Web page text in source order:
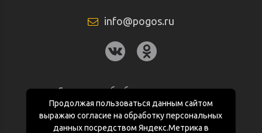
Продолжая пользоваться данным сайтом
выражаю согласие на обработку персональных
данных посредством Яндекс.Метрика в
info@pogos.ru
Согласие на обработку персональных
данных
Политика конфиденциальности